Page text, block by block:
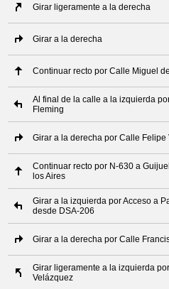
Girar ligeramente a la derecha
Girar a la derecha
Continuar recto por Calle Miguel
Al final de la calle a la izquierda
Fleming
Girar a la derecha por Calle Felipe
Continuar recto por N-630 a
los Aires
Girar a la izquierda por Acceso a
desde DSA-206
Girar a la derecha por Calle
Girar ligeramente a la izquierda
Velázquez